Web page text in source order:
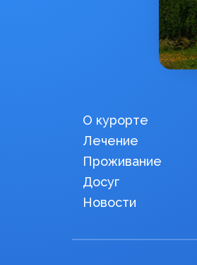
О курорте
Лечение
Проживание
Досуг
Новости